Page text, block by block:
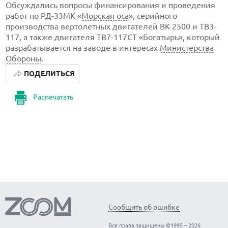
Обсуждались вопросы финансирования и проведения
работ по РД-33МК «Морская оса», серийного
производства вертолетных двигателей ВК-2500 и ТВ3-
117, а также двигателя ТВ7-117СТ «Богатырь», который
разрабатывается на заводе в интересах Министерства
Обороны.
Распечатать
ПОДЕЛИТЬСЯ
Сообщить об ошибке
Все права защищены ©1995 – 2026